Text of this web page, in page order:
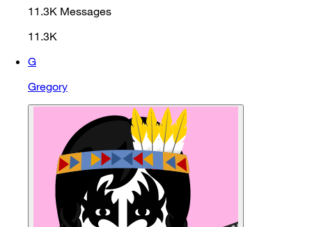
11.3K Messages
11.3K
G
Gregory